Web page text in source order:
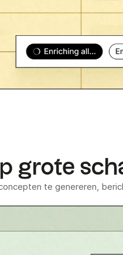
grote
te genereren,